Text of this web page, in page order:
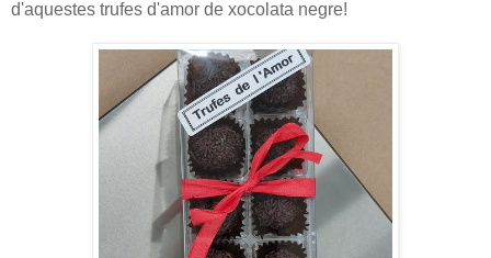
d'aquestes trufes d'amor de xocolata negre!